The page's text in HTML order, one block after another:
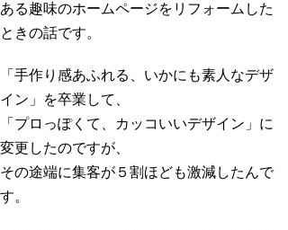
ある趣味のホームページをリフォームした
ときの話です。
「手作り感あふれる、いかにも素人なデザ
イン」を卒業して、
「プロっぽくて、カッコいいデザイン」に
変更したのですが、
その途端に集客が５割ほども激減したんで
す。